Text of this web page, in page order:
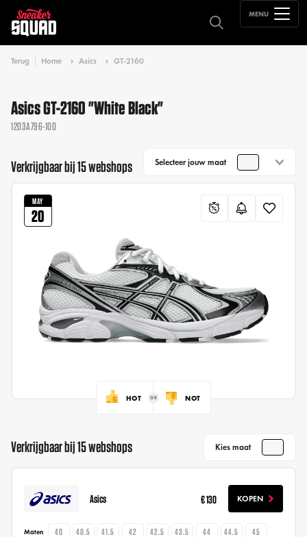
MENU
Terug Home Asics GT-2160
Asics GT-2160 "White Black"
1203A796-100
Verkrijgbaar bij 15 webshops Selecteer jouw maat
MAY
20
HOT NOT
Verkrijgbaar bij 15 webshops Kies maat
Asics € 130 KOPEN
Maten 40 40.5 41.5 42 42.5 43.5 44 44.5
45